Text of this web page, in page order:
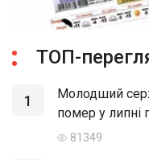
ТОП-
1
Молодший
помер у липні
81349